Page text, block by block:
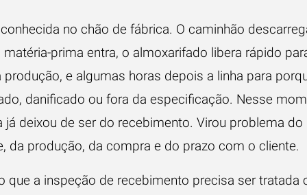
no chão de fábrica. O caminhão
matéria-prima entra, o almoxarifado libera rápido
produção, e algumas horas depois a linha para
danificado ou fora da especificação. Nesse
já deixou de ser do recebimento. Virou problema do
da produção, da compra e do prazo com o cliente.
que a inspeção de recebimento precisa ser tratada